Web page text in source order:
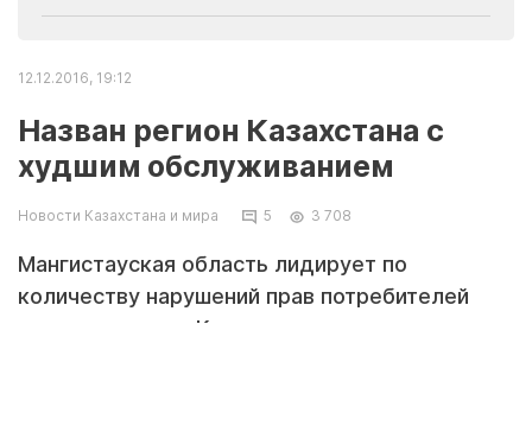
12.12.2016, 19:12
Назван регион Казахстана с
худшим обслуживанием
Новости Казахстана и мира 5 3 708
Мангистауская область лидирует по
количеству нарушений прав потребителей
товаров и услуг. К таким результатам пришли